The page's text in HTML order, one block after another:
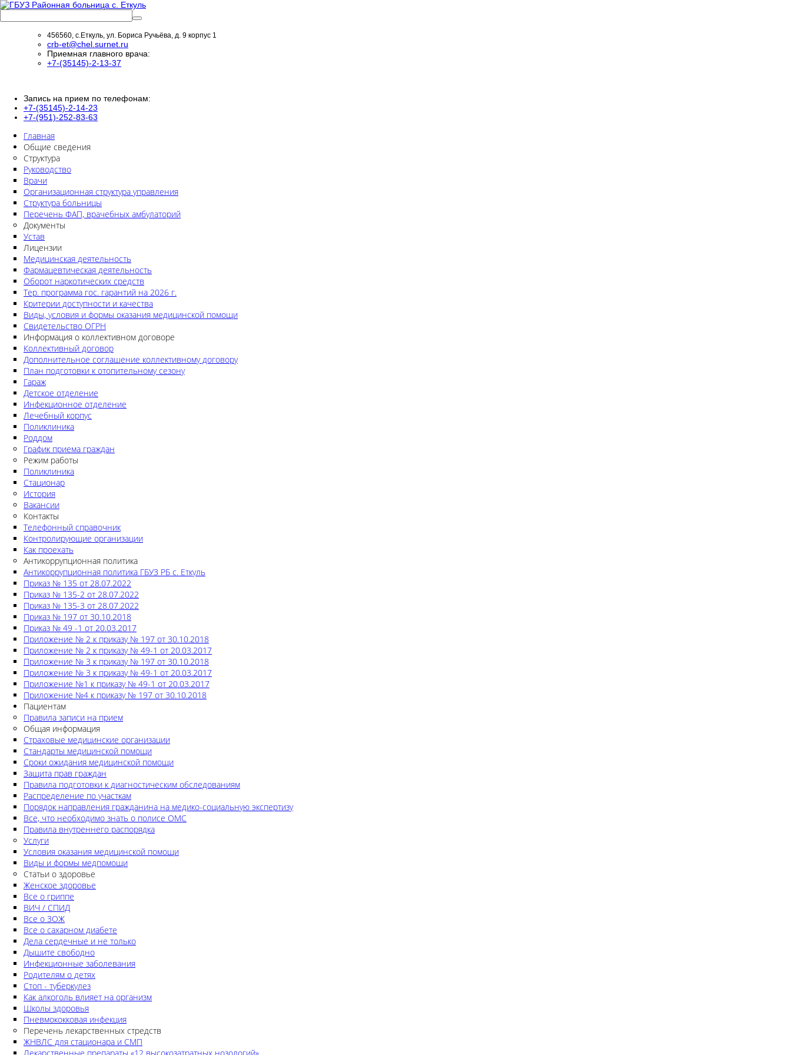
456560, с.Еткуль, ул. Бориса Ручьёва, д. 9 корпус 1
crb-et@chel.surnet.ru
Приемная главного врача:
+7-(35145)-2-13-37
Запись на прием по телефонам:
+7-(35145)-2-14-23
+7-(951)-252-83-63
Главная
Общие сведения
Структура
Руководство
Врачи
Организационная структура управления
Структура больницы
Перечень ФАП, врачебных амбулаторий
Документы
Устав
Лицензии
Медицинская деятельность
Фармацевтическая деятельность
Оборот наркотических средств
Тер. программа гос. гарантий на 2026 г.
Критерии доступности и качества
Виды, условия и формы оказания медицинской помощи
Свидетельство ОГРН
Информация о коллективном договоре
Коллективный договор
Дополнительное соглашение коллективному договору
План подготовки к отопительному сезону
Гараж
Детское отделение
Инфекционное отделение
Лечебный корпус
Поликлиника
Роддом
График приема граждан
Режим работы
Поликлиника
Стационар
История
Вакансии
Контакты
Телефонный справочник
Контролирующие организации
Как проехать
Антикоррупционная политика
Антикоррупционная политика ГБУЗ РБ с. Еткуль
Приказ № 135 от 28.07.2022
Приказ № 135-2 от 28.07.2022
Приказ № 135-3 от 28.07.2022
Приказ № 197 от 30.10.2018
Приказ № 49 -1 от 20.03.2017
Приложение № 2 к приказу № 197 от 30.10.2018
Приложение № 2 к приказу № 49-1 от 20.03.2017
Приложение № 3 к приказу № 197 от 30.10.2018
Приложение № 3 к приказу № 49-1 от 20.03.2017
Приложение №1 к приказу № 49-1 от 20.03.2017
Приложение №4 к приказу № 197 от 30.10.2018
Пациентам
Правила записи на прием
Общая информация
Страховые медицинские организации
Стандарты медицинской помощи
Сроки ожидания медицинской помощи
Защита прав граждан
Правила подготовки к диагностическим обследованиям
Распределение по участкам
Порядок направления гражданина на медико-социальную экспертизу
Все, что необходимо знать о полисе ОМС
Правила внутреннего распорядка
Услуги
Условия оказания медицинской помощи
Виды и формы медпомощи
Статьи о здоровье
Женское здоровье
Все о гриппе
ВИЧ / СПИД
Все о ЗОЖ
Все о сахарном диабете
Дела сердечные и не только
Дышите свободно
Инфекционные заболевания
Родителям о детях
Стоп - туберкулез
Как алкоголь влияет на организм
Школы здоровья
Пневмококковая инфекция
Перечень лекарственных стредств
ЖНВЛС для стационара и СМП